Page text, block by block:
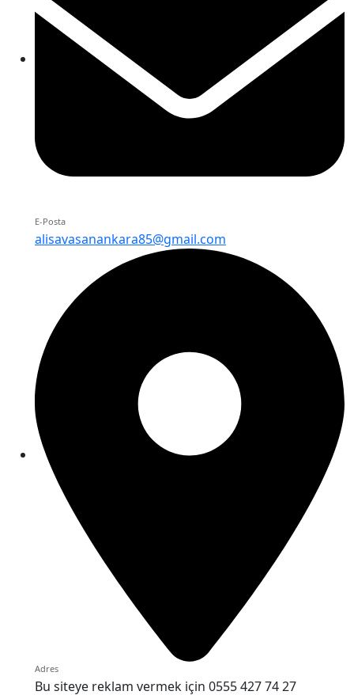
E-Posta
alisavasanankara85@gmail.com
Adres
Bu siteye reklam vermek için 0555 427 74 27